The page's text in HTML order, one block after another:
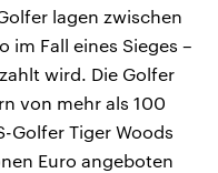
lagen zwischen
im Fall eines Sieges –
wird. Die Golfer
von mehr als 100
Golfer Tiger Woods
Euro angeboten